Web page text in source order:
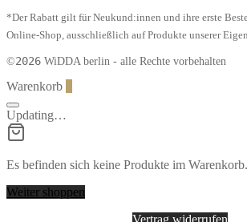
*Der Rabatt gilt für Neukund:innen und ihre erste
Online-Shop, ausschließlich auf Produkte unserer
©2026 WiDDA berlin - alle Rechte vorbehalten
Warenkorb
Updating…
Es befinden sich keine Produkte im Warenkorb.
Weiter shoppen